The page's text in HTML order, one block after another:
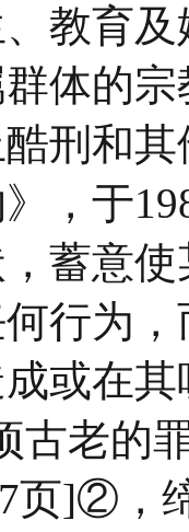
教育
体的
刑和
，于
蓄意
行为
或在
古老的
页]②，